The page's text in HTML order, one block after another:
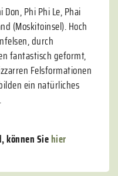
Phi Phi Le, Phai
(Moskitoinsel). Hoch
durch
fantastisch geformt,
Felsformationen
ein natürliches
können Siehier